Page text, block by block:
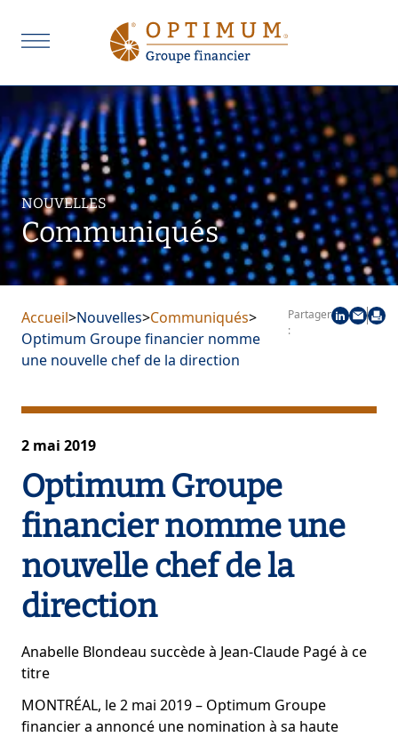
NOUVELLES
Communiqués
Accueil>Nouvelles>Communiqués>
Optimum Groupe financier nomme
une nouvelle chef de la direction
Partager
:
2 mai 2019
Optimum Groupe
financier nomme une
nouvelle chef de la
direction
Anabelle Blondeau succède à Jean-Claude Pagé à ce
titre
MONTRÉAL, le 2 mai 2019 – Optimum Groupe
financier a annoncé une nomination à sa haute